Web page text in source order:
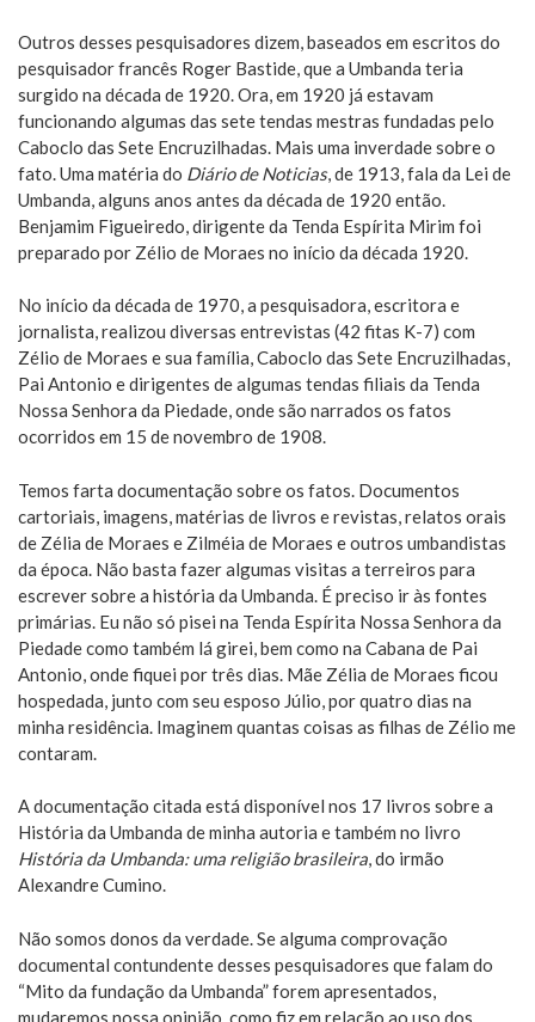
Outros desses pesquisadores dizem, baseados em escritos do
pesquisador francês Roger Bastide, que a Umbanda teria
surgido na década de 1920. Ora, em 1920 já estavam
funcionando algumas das sete tendas mestras fundadas pelo
Caboclo das Sete Encruzilhadas. Mais uma inverdade sobre o
fato. Uma matéria do Diário de Noticias, de 1913, fala da Lei de
Umbanda, alguns anos antes da década de 1920 então.
Benjamim Figueiredo, dirigente da Tenda Espírita Mirim foi
preparado por Zélio de Moraes no início da década 1920.
No início da década de 1970, a pesquisadora, escritora e
jornalista, realizou diversas entrevistas (42 fitas K-7) com
Zélio de Moraes e sua família, Caboclo das Sete Encruzilhadas,
Pai Antonio e dirigentes de algumas tendas filiais da Tenda
Nossa Senhora da Piedade, onde são narrados os fatos
ocorridos em 15 de novembro de 1908.
Temos farta documentação sobre os fatos. Documentos
cartoriais, imagens, matérias de livros e revistas, relatos orais
de Zélia de Moraes e Zilméia de Moraes e outros umbandistas
da época. Não basta fazer algumas visitas a terreiros para
escrever sobre a história da Umbanda. É preciso ir às fontes
primárias. Eu não só pisei na Tenda Espírita Nossa Senhora da
Piedade como também lá girei, bem como na Cabana de Pai
Antonio, onde fiquei por três dias. Mãe Zélia de Moraes ficou
hospedada, junto com seu esposo Júlio, por quatro dias na
minha residência. Imaginem quantas coisas as filhas de Zélio me
contaram.
A documentação citada está disponível nos 17 livros sobre a
História da Umbanda de minha autoria e também no livro
História da Umbanda: uma religião brasileira, do irmão
Alexandre Cumino.
Não somos donos da verdade. Se alguma comprovação
documental contundente desses pesquisadores que falam do
“Mito da fundação da Umbanda” forem apresentados,
mudaremos nossa opinião, como fiz em relação ao uso dos